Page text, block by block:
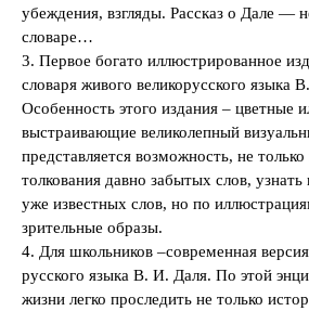
убеждения, взгляды. Рассказ о Дале —
словаре…
3. Первое богато иллюстрированное
словаря живого великорусского языка
Особенность этого издания – цветные
выстраивающие великолепный
представляется возможность, не
толкования давно забытых слов,
уже известных слов, но по
зрительные образы.
4. Для школьников –современная
русского языка В. И. Даля. По этой
жизни легко проследить не только